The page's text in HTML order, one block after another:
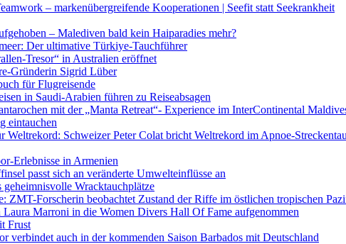
– markenübergreifende Kooperationen | Seefit statt Seekrankheit
– Malediven bald kein Haiparadies mehr?
Der ultimative Türkiye-Tauchführer
Tresor“ in Australien eröffnet
Gründerin Sigrid Lüber
für Flugreisende
in Saudi-Arabien führen zu Reiseabsagen
mit der „Manta Retreat“- Experience im InterContinental
eintauchen
Weltrekord: Schweizer Peter Colat bricht Weltrekord im Apnoe-
Erlebnisse in Armenien
passt sich an veränderte Umwelteinflüsse an
Wracktauchplätze
ZMT-Forscherin beobachtet Zustand der Riffe im östlichen tropischen
Marroni in die Women Divers Hall Of Fame aufgenommen
Frust
verbindet auch in der kommenden Saison Barbados mit Deutschland